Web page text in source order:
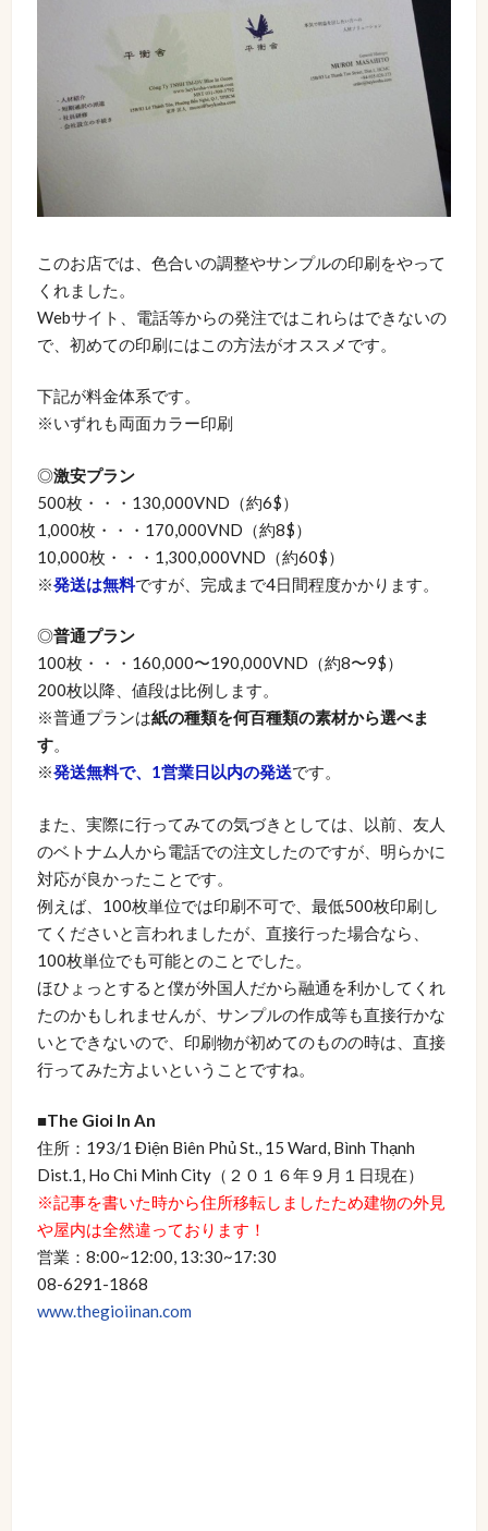
このお店では、色合いの調整やサンプルの印刷をやって
くれました。
Webサイト、電話等からの発注ではこれらはできないの
で、初めての印刷にはこの方法がオススメです。
下記が料金体系です。
※いずれも両面カラー印刷
◎激安プラン
500枚・・・130,000VND（約6$）
1,000枚・・・170,000VND（約8$）
10,000枚・・・1,300,000VND（約60$）
※発送は無料ですが、完成まで4日間程度かかります。
◎普通プラン
100枚・・・160,000〜190,000VND（約8〜9$）
200枚以降、値段は比例します。
※普通プランは紙の種類を何百種類の素材から選べま
す。
※発送無料で、1営業日以内の発送です。
また、実際に行ってみての気づきとしては、以前、友人
のベトナム人から電話での注文したのですが、明らかに
対応が良かったことです。
例えば、100枚単位では印刷不可で、最低500枚印刷し
てくださいと言われましたが、直接行った場合なら、
100枚単位でも可能とのことでした。
ほひょっとすると僕が外国人だから融通を利かしてくれ
たのかもしれませんが、サンプルの作成等も直接行かな
いとできないので、印刷物が初めてのものの時は、直接
行ってみた方よいということですね。
■The Gioi In An
住所：193/1 Điện Biên Phủ St., 15 Ward, Bình Thạnh
Dist.1, Ho Chi Minh City（２０１６年９月１日現在）
※記事を書いた時から住所移転しましたため建物の外見
や屋内は全然違っております！
営業：8:00~12:00, 13:30~17:30
08-6291-1868
www.thegioiinan.com